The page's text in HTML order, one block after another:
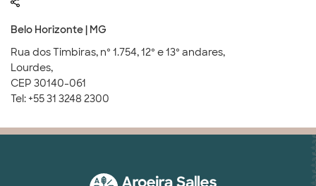
Belo Horizonte | MG
Rua dos Timbiras, nº 1.754, 12º e 13º andares,
Lourdes,
CEP 30140-061
Tel: +55 31 3248 2300